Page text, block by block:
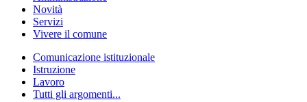
Novità
Servizi
Vivere il comune
Comunicazione istituzionale
Istruzione
Lavoro
Tutti gli argomenti...